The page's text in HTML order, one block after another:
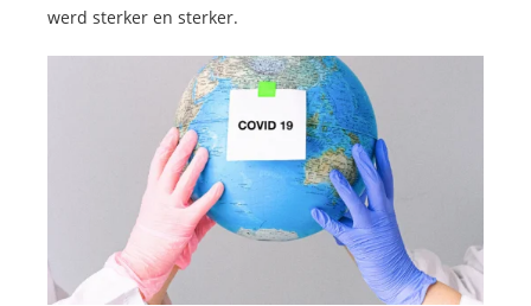
werd sterker en sterker.